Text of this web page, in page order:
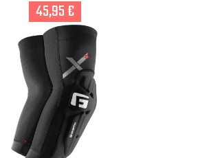
45,95 €